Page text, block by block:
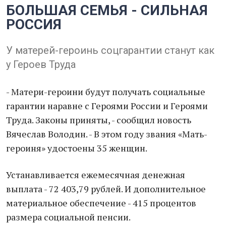
БОЛЬШАЯ СЕМЬЯ - СИЛЬНАЯ
РОССИЯ
У матерей-героинь соцгарантии станут как
у Героев Труда
- Матери-героини будут получать социальные
гарантии наравне с Героями России и Героями
Труда. Законы приняты, - сообщил новость
Вячеслав Володин. - В этом году звания «Мать-
героиня» удостоены 35 женщин.
Устанавливается ежемесячная денежная
выплата - 72 403,79 рублей. И дополнительное
материальное обеспечение - 415 процентов
размера социальной пенсии.